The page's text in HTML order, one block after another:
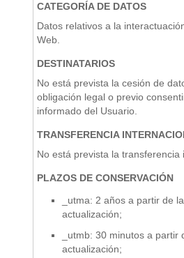
CATEGORÍA DE DATOS
Datos relativos a la
Web.
DESTINATARIOS
No está prevista la cesión de
obligación legal o previo
informado del Usuario.
TRANSFERENCIA
No está prevista la transferencia
PLAZOS DE CONSERVACIÓN
_utma: 2 años a partir de
actualización;
_utmb: 30 minutos a
actualización;